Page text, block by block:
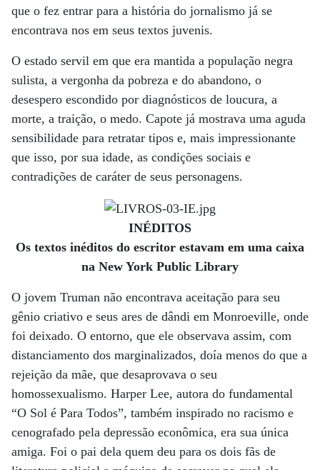
que o fez entrar para a história do jornalismo já se
encontrava nos em seus textos juvenis.
O estado servil em que era mantida a população negra
sulista, a vergonha da pobreza e do abandono, o
desespero escondido por diagnósticos de loucura, a
morte, a traição, o medo. Capote já mostrava uma aguda
sensibilidade para retratar tipos e, mais impressionante
que isso, por sua idade, as condições sociais e
contradições de caráter de seus personagens.
INÉDITOS
Os textos inéditos do escritor estavam em uma caixa
na New York Public Library
O jovem Truman não encontrava aceitação para seu
gênio criativo e seus ares de dândi em Monroeville, onde
foi deixado. O entorno, que ele observava assim, com
distanciamento dos marginalizados, doía menos do que a
rejeição da mãe, que desaprovava o seu
homossexualismo. Harper Lee, autora do fundamental
“O Sol é Para Todos”, também inspirado no racismo e
cenografado pela depressão econômica, era sua única
amiga. Foi o pai dela quem deu para os dois fãs de